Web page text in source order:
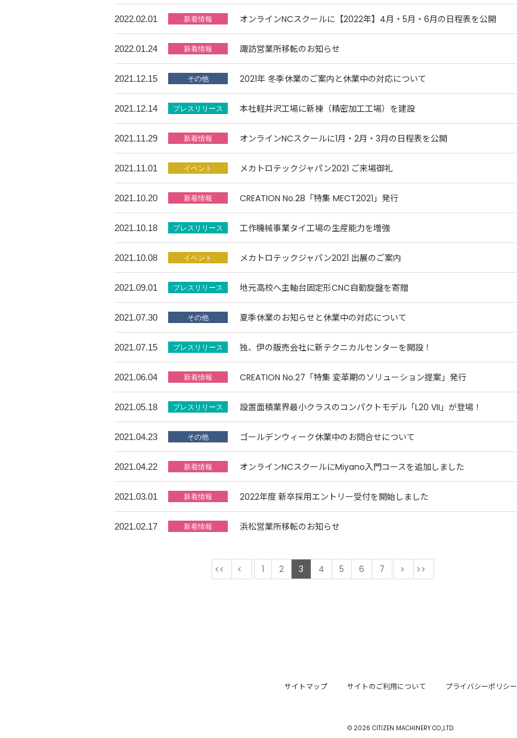
2022.02.01 オンラインNCスクールに【2022年】4月・5月・6月の日程表を公開
2022.01.24 諏訪営業所移転のお知らせ
2021.12.15 2021年 冬季休業のご案内と休業中の対応について
2021.12.14 本社軽井沢工場に新棟（精密加工工場）を建設
2021.11.29 オンラインNCスクールに1月・2月・3月の日程表を公開
2021.11.01 メカトロテックジャパン2021 ご来場御礼
2021.10.20 CREATION No.28「特集 MECT2021」発行
2021.10.18 工作機械事業タイ工場の生産能力を増強
2021.10.08 メカトロテックジャパン2021 出展のご案内
2021.09.01 地元高校へ主軸台固定形CNC自動旋盤を寄贈
2021.07.30 夏季休業のお知らせと休業中の対応について
2021.07.15 独、伊の販売会社に新テクニカルセンターを開設！
2021.06.04 CREATION No.27「特集 変革期のソリューション提案」発行
2021.05.18 設置面積業界最小クラスのコンパクトモデル「L20 VII」が登場！
2021.04.23 ゴールデンウィーク休業中のお問合せについて
2021.04.22 オンラインNCスクールにMiyano入門コースを追加しました
2021.03.01 2022年度 新卒採用エントリー受付を開始しました
2021.02.17 浜松営業所移転のお知らせ
最初 前1 2 3 4 5 6 7 次
サイトマップ サイトのご利用について プライバシーポリシー
© 2026 CITIZEN MACHINERY CO.,LTD.